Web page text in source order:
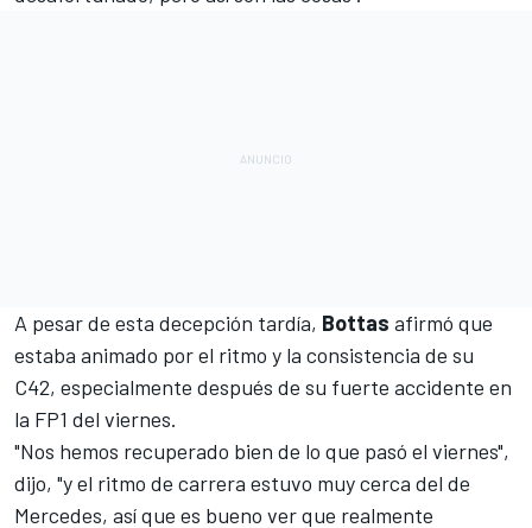
A pesar de esta decepción tardía, Bottas afirmó que
estaba animado por el ritmo y la consistencia de su
C42, especialmente después de su fuerte accidente en
la FP1 del viernes.
"Nos hemos recuperado bien de lo que pasó el viernes",
dijo, "y el ritmo de carrera estuvo muy cerca del de
Mercedes, así que es bueno ver que realmente